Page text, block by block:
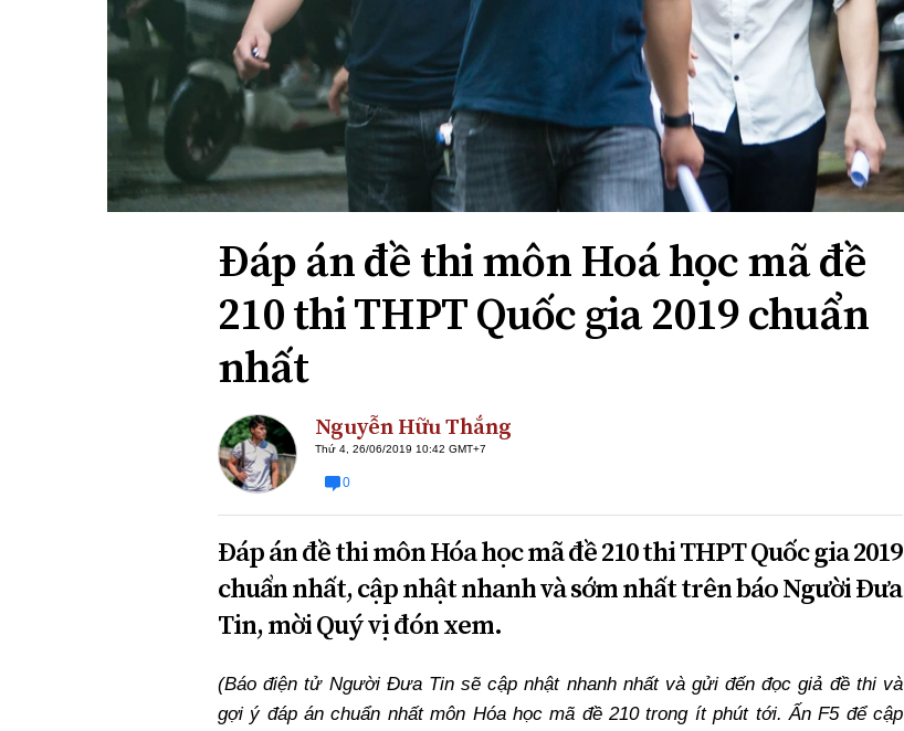
Xi nhan Trái Phải
Bạn đọc viết
Đáp án đề thi môn Hoá học mã đề
210 thi THPT Quốc gia 2019 chuẩn
nhất
Nguyễn Hữu Thắng
Thứ 4, 26/06/2019 10:42 GMT+7
0
Đáp án đề thi môn Hóa học mã đề 210 thi THPT Quốc gia 2019
chuẩn nhất, cập nhật nhanh và sớm nhất trên báo Người Đưa
Tin, mời Quý vị đón xem.
(Báo điện tử Người Đưa Tin sẽ cập nhật nhanh nhất và gửi đến đọc giả đề thi và
gợi ý đáp án chuẩn nhất môn Hóa học mã đề 210 trong ít phút tới. Ấn F5 để cập